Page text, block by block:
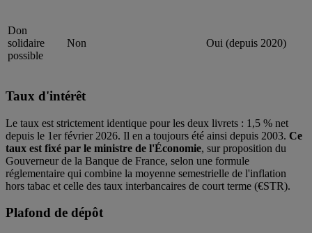
Don
solidaire
possible
Non Oui (depuis 2020)
Taux d'intérêt
Le taux est strictement identique pour les deux livrets : 1,5 % net
depuis le 1er février 2026. Il en a toujours été ainsi depuis 2003. Ce
taux est fixé par le ministre de l'Économie, sur proposition du
Gouverneur de la Banque de France, selon une formule
réglementaire qui combine la moyenne semestrielle de l'inflation
hors tabac et celle des taux interbancaires de court terme (€STR).
Plafond de dépôt